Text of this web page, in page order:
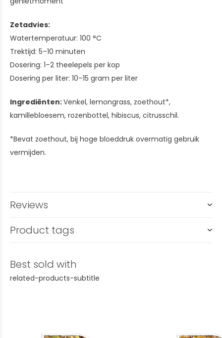
Zetadvies:
Watertemperatuur: 100 °C
Trektijd: 5–10 minuten
Dosering: 1–2 theelepels per kop
Dosering per liter: 10–15 gram per liter
Ingrediënten:Venkel, lemongrass, zoethout*,
kamillebloesem, rozenbottel, hibiscus, citrusschil.
*Bevat zoethout, bij hoge bloeddruk overmatig gebruik
vermijden.
Reviews
Product tags
Best sold with
related-products-subtitle